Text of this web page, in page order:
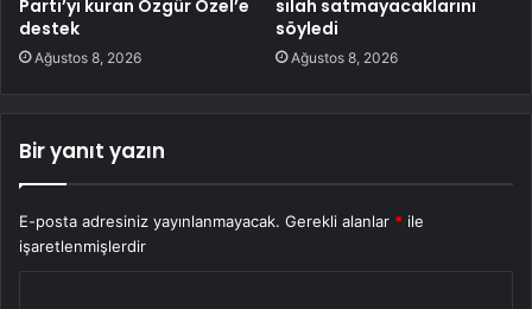
Parti’yi kuran Özgür Özel’e
destek
Ağustos 8, 2026
silah satmayacaklarını
söyledi
Ağustos 8, 2026
Bir yanıt yazın
E-posta adresiniz yayınlanmayacak. Gerekli alanlar * ile
işaretlenmişlerdir